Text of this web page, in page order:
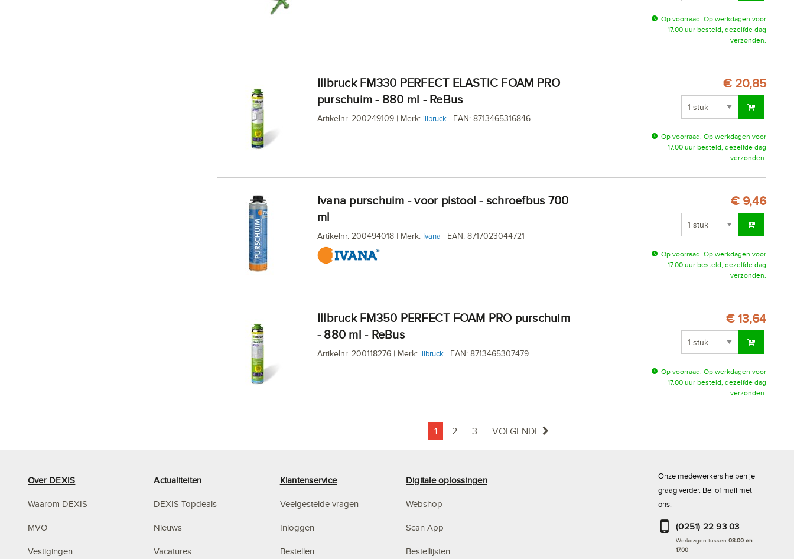
Op voorraad. Op werkdagen voor
17.00 uur besteld, dezelfde dag
verzonden.
illbruck FM330 PERFECT ELASTIC FOAM PRO
purschuim - 880 ml - ReBus
Artikelnr. 200249109 | Merk: illbruck| EAN: 8713465316846
€ 20,85
Op voorraad. Op werkdagen voor
17.00 uur besteld, dezelfde dag
verzonden.
Ivana purschuim - voor pistool - schroefbus 700
ml
Artikelnr. 200494018 | Merk: Ivana | EAN: 8717023044721
€ 9,46
Op voorraad. Op werkdagen voor
17.00 uur besteld, dezelfde dag
verzonden.
illbruck FM350 PERFECT FOAM PRO purschuim
- 880 ml - ReBus
Artikelnr. 200118276 | Merk: illbruck| EAN: 8713465307479
€ 13,64
Op voorraad. Op werkdagen voor
17.00 uur besteld, dezelfde dag
verzonden.
1 2 3 VOLGENDE
Over DEXIS
Waarom DEXIS
MVO
Vestigingen
Actualiteiten
DEXIS Topdeals
Nieuws
Vacatures
Klantenservice
Veelgestelde vragen
Inloggen
Bestellen
Digitale oplossingen
Webshop
Scan App
Bestellijsten
Onze medewerkers helpen je
graag verder. Bel of mail met
ons.
(0251) 22 93 03
Werkdagen tussen 08.00 en
17.00